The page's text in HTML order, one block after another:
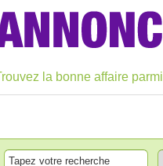
la bonne affaire parmi